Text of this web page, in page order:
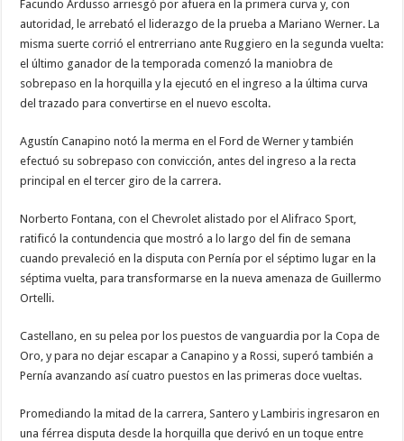
Facundo Ardusso arriesgó por afuera en la primera curva y, con
autoridad, le arrebató el liderazgo de la prueba a Mariano Werner. La
misma suerte corrió el entrerriano ante Ruggiero en la segunda vuelta:
el último ganador de la temporada comenzó la maniobra de
sobrepaso en la horquilla y la ejecutó en el ingreso a la última curva
del trazado para convertirse en el nuevo escolta.
Agustín Canapino notó la merma en el Ford de Werner y también
efectuó su sobrepaso con convicción, antes del ingreso a la recta
principal en el tercer giro de la carrera.
Norberto Fontana, con el Chevrolet alistado por el Alifraco Sport,
ratificó la contundencia que mostró a lo largo del fin de semana
cuando prevaleció en la disputa con Pernía por el séptimo lugar en la
séptima vuelta, para transformarse en la nueva amenaza de Guillermo
Ortelli.
Castellano, en su pelea por los puestos de vanguardia por la Copa de
Oro, y para no dejar escapar a Canapino y a Rossi, superó también a
Pernía avanzando así cuatro puestos en las primeras doce vueltas.
Promediando la mitad de la carrera, Santero y Lambiris ingresaron en
una férrea disputa desde la horquilla que derivó en un toque entre